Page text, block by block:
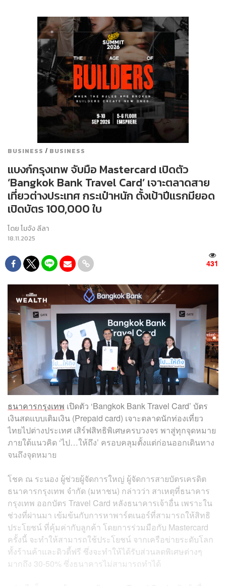
BUSINESS / BUSINESS
แบงก์กรุงเทพ จับมือ Mastercard เปิดตัว
‘Bangkok Bank Travel Card’ เจาะตลาดสาย
เที่ยวต่างประเทศ กระเป๋าหนัก ตั้งเป้าปีแรกมียอด
เปิดบัตร 100,000 ใบ
โดยโมจัง ลีลา
18.11.2025
431
ธนาคารกรุงเทพ เปิดตัว ‘Bangkok Bank Travel Card’ บัตร
เงินสดแบบเติมเงิน (Prepaid card) เจาะตลาดนักท่องเที่ยว
ไทยไปต่างประเทศ เสิร์ฟสิทธิพิเศษครบวงจร พาสู่ทุกจุดหมาย
ภายใต้แนวคิด ‘ไป…ให้ถึง’ ครอบคลุมตั้งแต่ก่อนออกเดินทาง
จนถึงจุดหมาย
โชค ณ ระนอง ผู้ช่วยผู้จัดการใหญ่ ผู้จัดการสายบัตรเครดิต
ธนาคารกรุงเทพ จำกัด (มหาชน) กล่าวว่า สาเหตุที่ธนาคาร
กรุงเทพ ออกบัตร Travel Card หลังธนาคารเจ้าอื่น เพราะใน
ช่วงที่ผ่านมา เข้มข้นกับการหาพาร์ตเนอร์ที่สามารถให้สิทธิ
ประโยชน์ ที่คุ้มค่ากับลูกค้า โดยการร่วมมือกับ Mastercard
ครั้งนี้ จะทำให้สามารถใช้ประโยชน์ จากเครือข่ายระดับโลก
ทั้งร้านค้าและดิวตี้ฟรี ซึ่งจะทำให้ได้รับส่วนลดพิเศษต่างๆ
มากถึง 30-50% ซึ่งธนาคารไม่สามารถทำได้